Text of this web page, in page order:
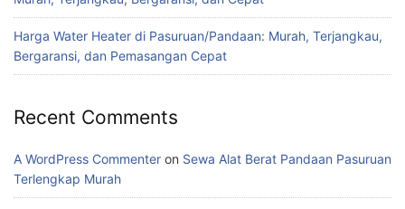
Harga Water Heater di Pasuruan/Pandaan: Murah, Terjangkau,
Bergaransi, dan Pemasangan Cepat
Recent Comments
A WordPress Commenter on Sewa Alat Berat Pandaan Pasuruan
Terlengkap Murah